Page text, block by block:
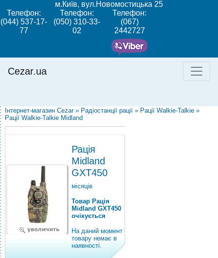
м.Київ, вул.Новомостицька 25
Телефон:
(044) 537-17-
77
Телефон:
(050) 310-33-
02
Телефон:
(067)
2442727
Cezar.ua
Інтернет-магазин Cezar » Радіостанції рації » Рації Walkie-Talkie »
Рації Walkie-Talkie Midland
Рація
Midland
GXT450
місяців
Товар Рація
Midland GXT450
очікується
На даний момент
товару немає в
наявності.